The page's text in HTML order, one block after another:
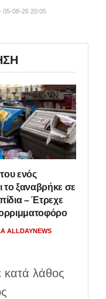
05-08-26 20:05
ενός
το ξαναβρήκε σε
– Έτρεχε
ALLDAYNEWS
κατά λάθος